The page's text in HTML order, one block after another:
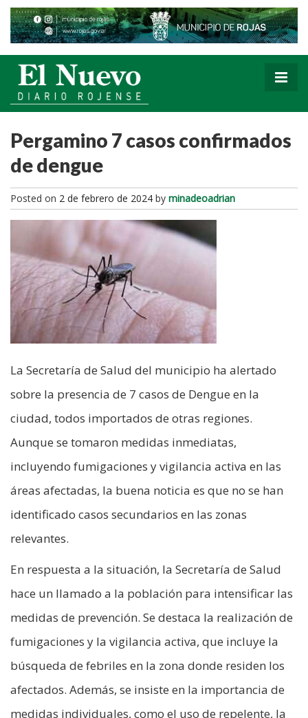
Pergamino 7 casos confirmados
de dengue
Posted on 2 de febrero de 2024 by minadeoadrian
La Secretaría de Salud del municipio ha alertado
sobre la presencia de 7 casos de Dengue en la
ciudad, todos importados de otras regiones.
Aunque se tomaron medidas inmediatas,
incluyendo fumigaciones y vigilancia activa en las
áreas afectadas, la buena noticia es que no se han
identificado casos secundarios en las zonas
relevantes.
En respuesta a la situación, la Secretaría de Salud
hace un llamado a la población para intensificar las
medidas de prevención. Se destaca la realización de
fumigaciones y la vigilancia activa, que incluye la
búsqueda de febriles en la zona donde residen los
afectados. Además, se insiste en la importancia de
medidas individuales, como el uso de repelente, la